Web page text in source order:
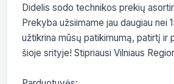
Didelis sodo technikos prekių
Prekyba užsiimame jau daugiau nei
užtikrina mūsų patikimumą, patirtį ir
šioje srityje! Stipriausi Vilniaus